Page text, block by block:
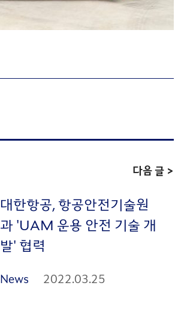
다음 글 >
대한항공, 항공안전기술원
과 'UAM 운용 안전 기술 개
발' 협력
News 2022.03.25